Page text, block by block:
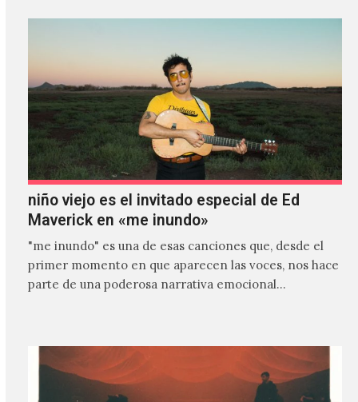
niño viejo es el invitado especial de Ed
Maverick en «me inundo»
"me inundo" es una de esas canciones que, desde el
primer momento en que aparecen las voces, nos hace
parte de una poderosa narrativa emocional…